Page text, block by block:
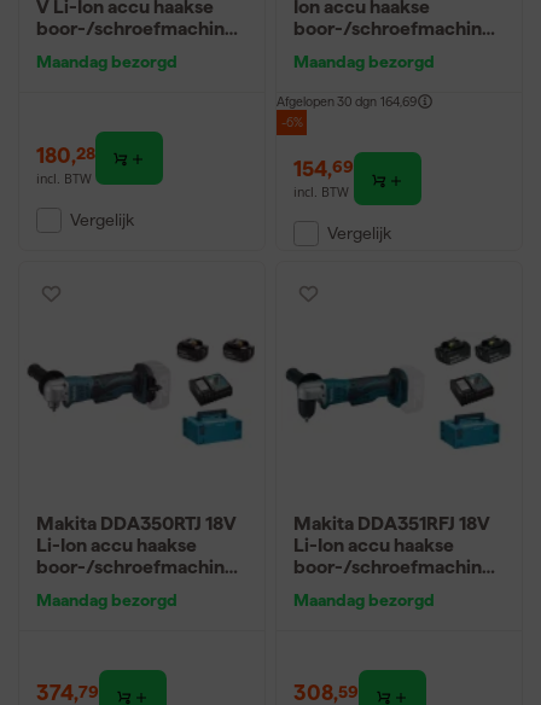
V Li-Ion accu haakse
boor-/schroefmachine
Maandag bezorgd
180,28
incl. BTW
Vergelijk
Ion accu haakse
boor-/schroefmachine
Maandag bezorgd
Afgelopen 30 dgn 164,69
-6%
154,69
incl. BTW
Vergelijk
Makita DDA350RTJ 18V
Li-Ion accu haakse
boor-/schroefmachine
Mbox
Maandag bezorgd
374,79
Makita DDA351RFJ 18V
Li-Ion accu haakse
boor-/schroefmachine
Mbox
Maandag bezorgd
308,59